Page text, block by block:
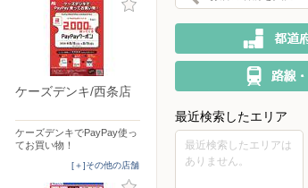
ケーズデンキ/西条店
ケーズデンキでPayPay使っ
てお買い物！
[＋]その他の店舗
最近検索したエリア
最近検索したエリアは
ありません。